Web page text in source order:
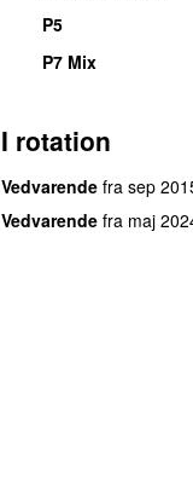
P5
P7 Mix
I rotation
Vedvarende fra sep
Vedvarende fra maj